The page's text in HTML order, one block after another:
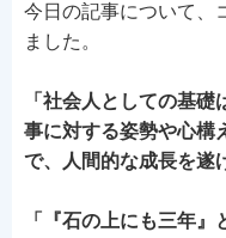
今日の記事について、
ました。
「社会人としての基
事に対する姿勢や心構
で、人間的な成長を遂
「『石の上にも三年